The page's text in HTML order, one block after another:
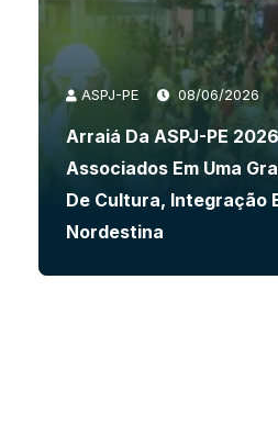
ASPJ-PE 08/06/2026
Arraiá Da ASPJ-PE
Associados Em Uma
De Cultura, Integração
Nordestina